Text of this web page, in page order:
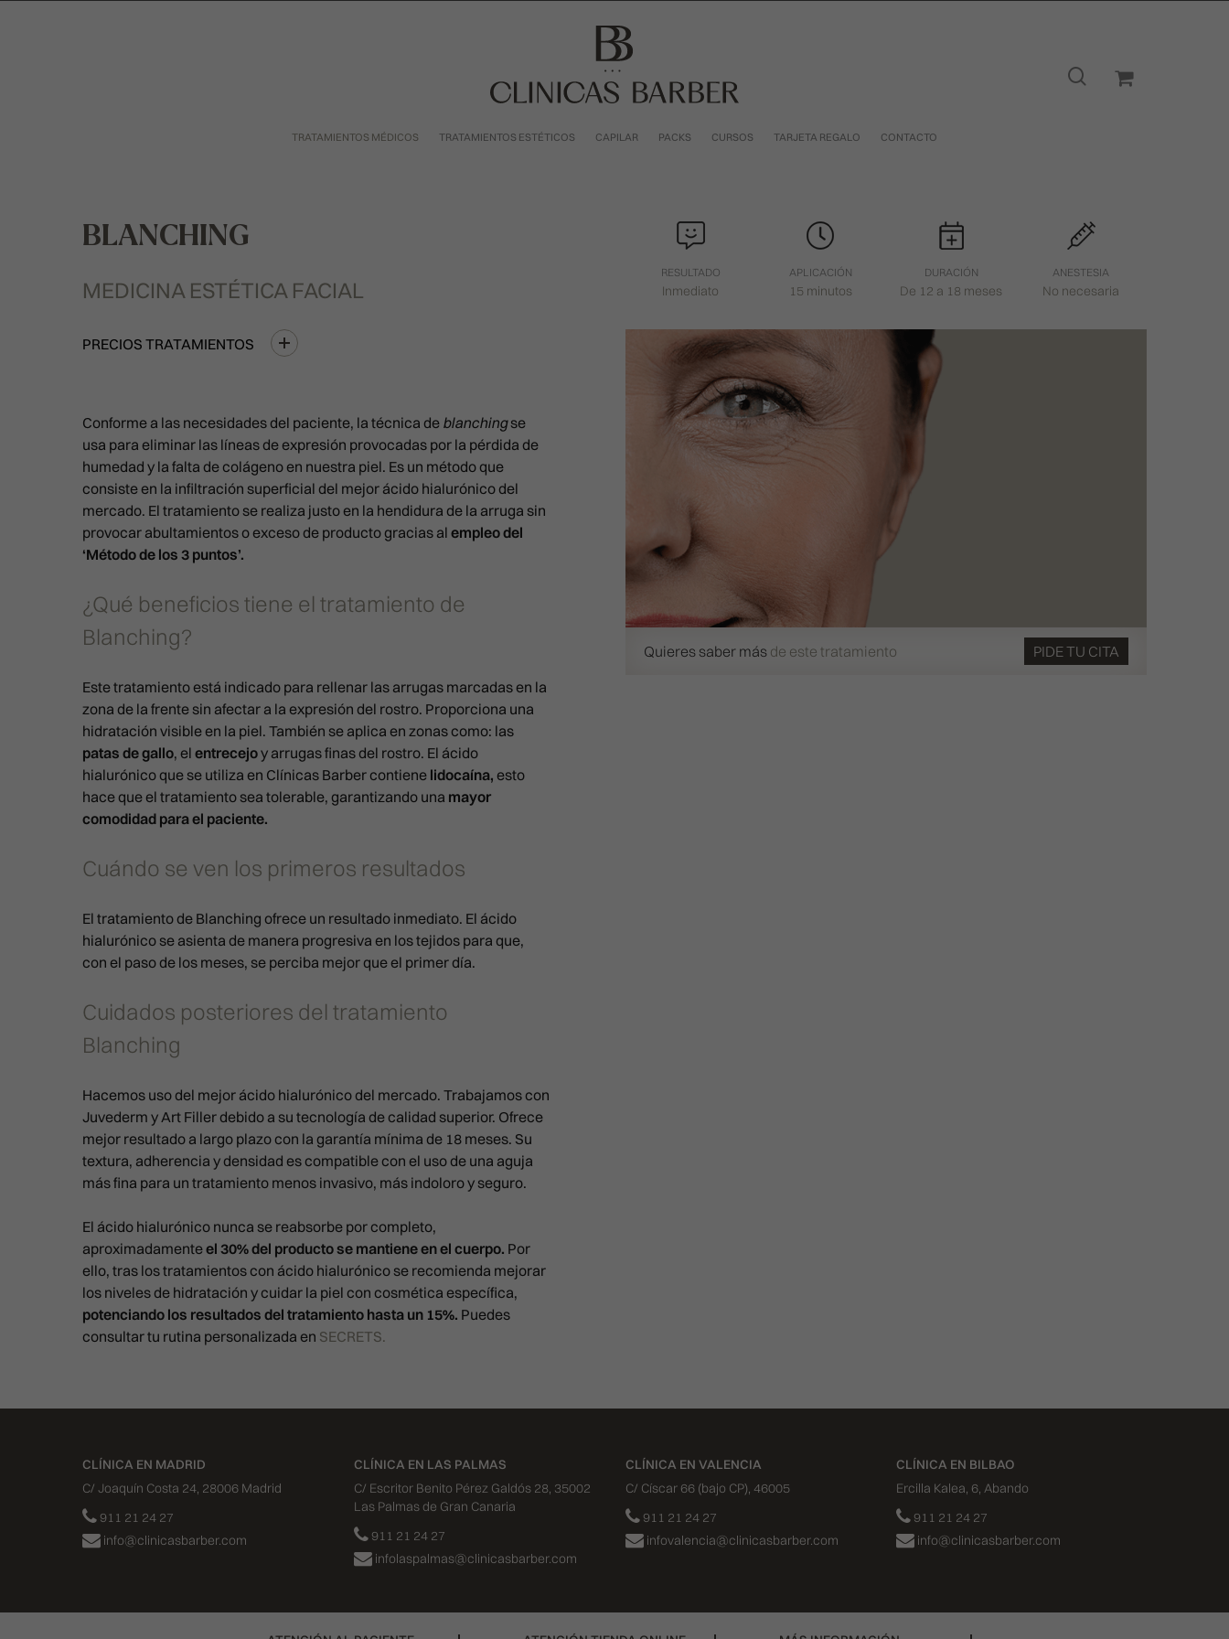
TRATAMIENTOS MÉDICOS TRATAMIENTOS ESTÉTICOS CAPILAR PACKS CURSOS TARJETA REGALO CONTACTO
BLANCHING
MEDICINA ESTÉTICA FACIAL
RESULTADO
Inmediato
APLICACIÓN
15 minutos
DURACIÓN
De 12 a 18 meses
ANESTESIA
No necesaria
PRECIOS TRATAMIENTOS
Conforme a las necesidades del paciente, la técnica de blanchingse
usa para eliminar las líneas de expresión provocadas por la pérdida de
humedad y la falta de colágeno en nuestra piel. Es un método que
consiste en la infiltración superficial del mejor ácido hialurónico del
mercado. El tratamiento se realiza justo en la hendidura de la arruga sin
provocar abultamientos o exceso de producto gracias al empleo del
‘Método de los 3 puntos’.
¿Qué beneficios tiene el tratamiento de
Blanching?
Este tratamiento está indicado para rellenar las arrugas marcadas en la
zona de la frente sin afectar a la expresión del rostro. Proporciona una
hidratación visible en la piel. También se aplica en zonas como: las
patas de gallo, el entrecejoy arrugas finas del rostro. El ácido
hialurónico que se utiliza en Clínicas Barber contiene lidocaína, esto
hace que el tratamiento sea tolerable, garantizando una mayor
comodidad para el paciente.
Cuándo se ven los primeros resultados
El tratamiento de Blanching ofrece un resultado inmediato. El ácido
hialurónico se asienta de manera progresiva en los tejidos para que,
con el paso de los meses, se perciba mejor que el primer día.
Cuidados posteriores del tratamiento
Blanching
Hacemos uso del mejor ácido hialurónico del mercado. Trabajamos con
Juvederm y Art Filler debido a su tecnología de calidad superior. Ofrece
mejor resultado a largo plazo con la garantía mínima de 18 meses. Su
textura, adherencia y densidad es compatible con el uso de una aguja
más fina para un tratamiento menos invasivo, más indoloro y seguro.
El ácido hialurónico nunca se reabsorbe por completo,
aproximadamenteel 30% del producto se mantiene en el cuerpo. Por
ello, tras los tratamientos con ácido hialurónico se recomienda mejorar
los niveles de hidratación y cuidar la piel con cosmética específica,
potenciando los resultados del tratamiento hasta un 15%. Puedes
consultar tu rutina personalizada en SECRETS.
Quieres saber más de este tratamiento PIDE TU CITA
CLÍNICA EN MADRID
C/ Joaquín Costa 24, 28006 Madrid
911 21 24 27
info@clinicasbarber.com
CLÍNICA EN LAS PALMAS
C/ Escritor Benito Pérez Galdós 28, 35002
Las Palmas de Gran Canaria
911 21 24 27
infolaspalmas@clinicasbarber.com
CLÍNICA EN VALENCIA
C/ Císcar 66 (bajo CP), 46005
911 21 24 27
infovalencia@clinicasbarber.com
CLÍNICA EN BILBAO
Ercilla Kalea, 6, Abando
911 21 24 27
info@clinicasbarber.com